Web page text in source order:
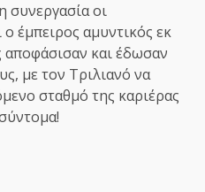
συνεργασία οι
έμπειρος αμυντικός εκ
και έδωσαν
με τον Τριλιανό να
σταθμό της καριέρας